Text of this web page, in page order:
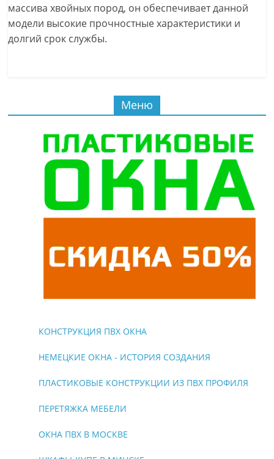
массива хвойных пород, он обеспечивает данной
модели высокие прочностные характеристики и
долгий срок службы.
Меню
КОНСТРУКЦИЯ ПВХ ОКНА
НЕМЕЦКИЕ ОКНА - ИСТОРИЯ СОЗДАНИЯ
ПЛАСТИКОВЫЕ КОНСТРУКЦИИ ИЗ ПВХ ПРОФИЛЯ
ПЕРЕТЯЖКА МЕБЕЛИ
ОКНА ПВХ В МОСКВЕ